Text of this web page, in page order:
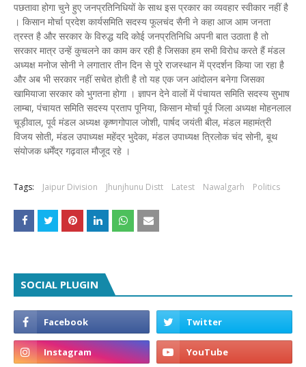
पछतावा होगा चुने हुए जनप्रतिनिधियों के साथ इस प्रकार का व्यवहार स्वीकार नहीं है
। किसान मोर्चा प्रदेश कार्यसमिति सदस्य फूलचंद सैनी ने कहा आज आम जनता
त्रस्त है और सरकार के विरुद्ध यदि कोई जनप्रतिनिधि अपनी बात उठाता है तो
सरकार मात्र उन्हें कुचलने का काम कर रही है जिसका हम सभी विरोध करते हैं मंडल
अध्यक्ष मनोज सोनी ने लगातार तीन दिन से पूरे राजस्थान में प्रदर्शन किया जा रहा है
और अब भी सरकार नहीं सचेत होती है तो यह एक जन आंदोलन बनेगा जिसका
खामियाजा सरकार को भुगतना होगा । ज्ञापन देने वालों में पंचायत समिति सदस्य सुभाष
लाम्बा, पंचायत समिति सदस्य प्रताप पूनिया, किसान मोर्चा पूर्व जिला अध्यक्ष मोहनलाल
चूड़ीवाल, पूर्व मंडल अध्यक्ष कृष्णगोपाल जोशी, पार्षद जयंती बील, मंडल महामंत्री
विजय सोती, मंडल उपाध्यक्ष महेंद्र भुदेका, मंडल उपाध्यक्ष त्रिलोक चंद सोनी, बूथ
संयोजक धर्मेंद्र गढ़वाल मौजूद रहे ।
Tags: Jaipur Division Jhunjhunu Distt Latest Nawalgarh Politics
SOCIAL PLUGIN